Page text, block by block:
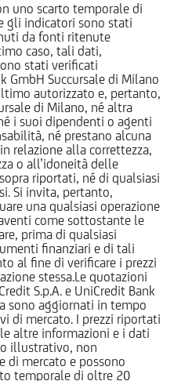
uno scarto temporale di
gli indicatori sono stati
da fonti ritenute
caso, tali dati,
stati verificati
GmbH Succursale di Milano
autorizzato e, pertanto,
di Milano, né altra
i suoi dipendenti o agenti
né prestano alcuna
relazione alla correttezza,
o all’idoneità delle
riportati, né di qualsiasi
Si invita, pertanto,
una qualsiasi operazione
come sottostante le
prima di qualsiasi
finanziari e di tali
al fine di verificare i prezzi
stessa.Le quotazioni
S.p.A. e UniCredit Bank
sono aggiornati in tempo
di mercato. I prezzi riportati
altre informazioni e i dati
illustrativo, non
di mercato e possono
temporale di oltre 20